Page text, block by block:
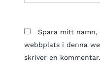
Spara mitt namn,
webbplats i denna
skriver en kommentar.